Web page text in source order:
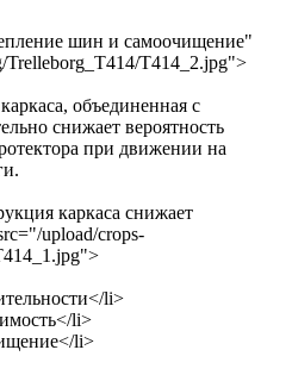
шин и самоочищение"
Trelleborg_T414/T414_2.jpg">
объединенная с
снижает вероятность
при движении на
каркаса снижает
upload/crops-
li>
li>
li>